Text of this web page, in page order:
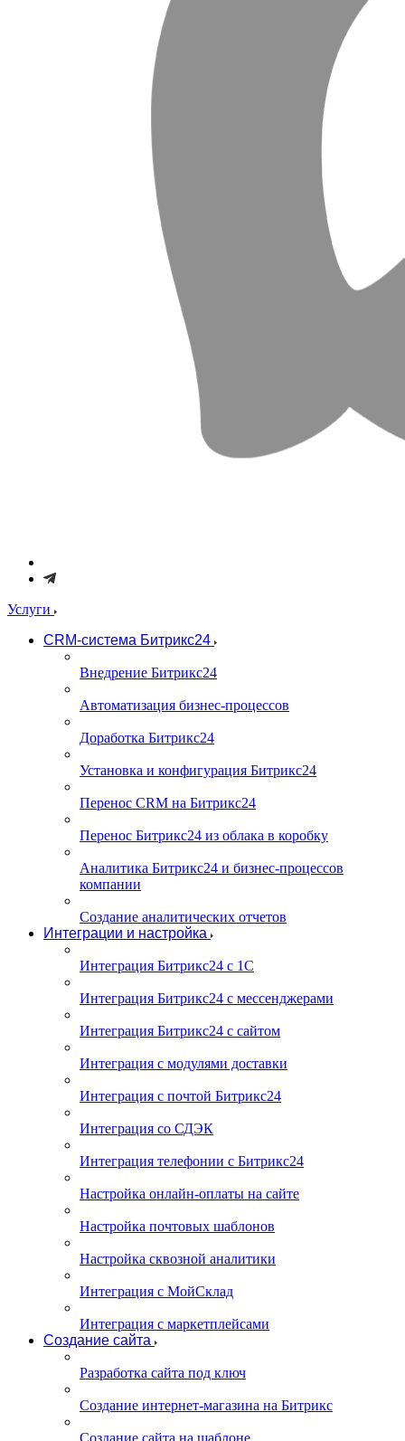
Услуги
CRM-система Битрикс24
Внедрение Битрикс24
Автоматизация бизнес-процессов
Доработка Битрикс24
Установка и конфигурация Битрикс24
Перенос CRM на Битрикс24
Перенос Битрикс24 из облака в коробку
Аналитика Битрикс24 и бизнес-процессов
компании
Создание аналитических отчетов
Интеграции и настройка
Интеграция Битрикс24 с 1С
Интеграция Битрикс24 с мессенджерами
Интеграция Битрикс24 с сайтом
Интеграция с модулями доставки
Интеграция с почтой Битрикс24
Интеграция со СДЭК
Интеграция телефонии с Битрикс24
Настройка онлайн-оплаты на сайте
Настройка почтовых шаблонов
Настройка сквозной аналитики
Интеграция с МойСклад
Интеграция с маркетплейсами
Создание сайта
Разработка сайта под ключ
Создание интернет-магазина на Битрикс
Создание сайта на шаблоне